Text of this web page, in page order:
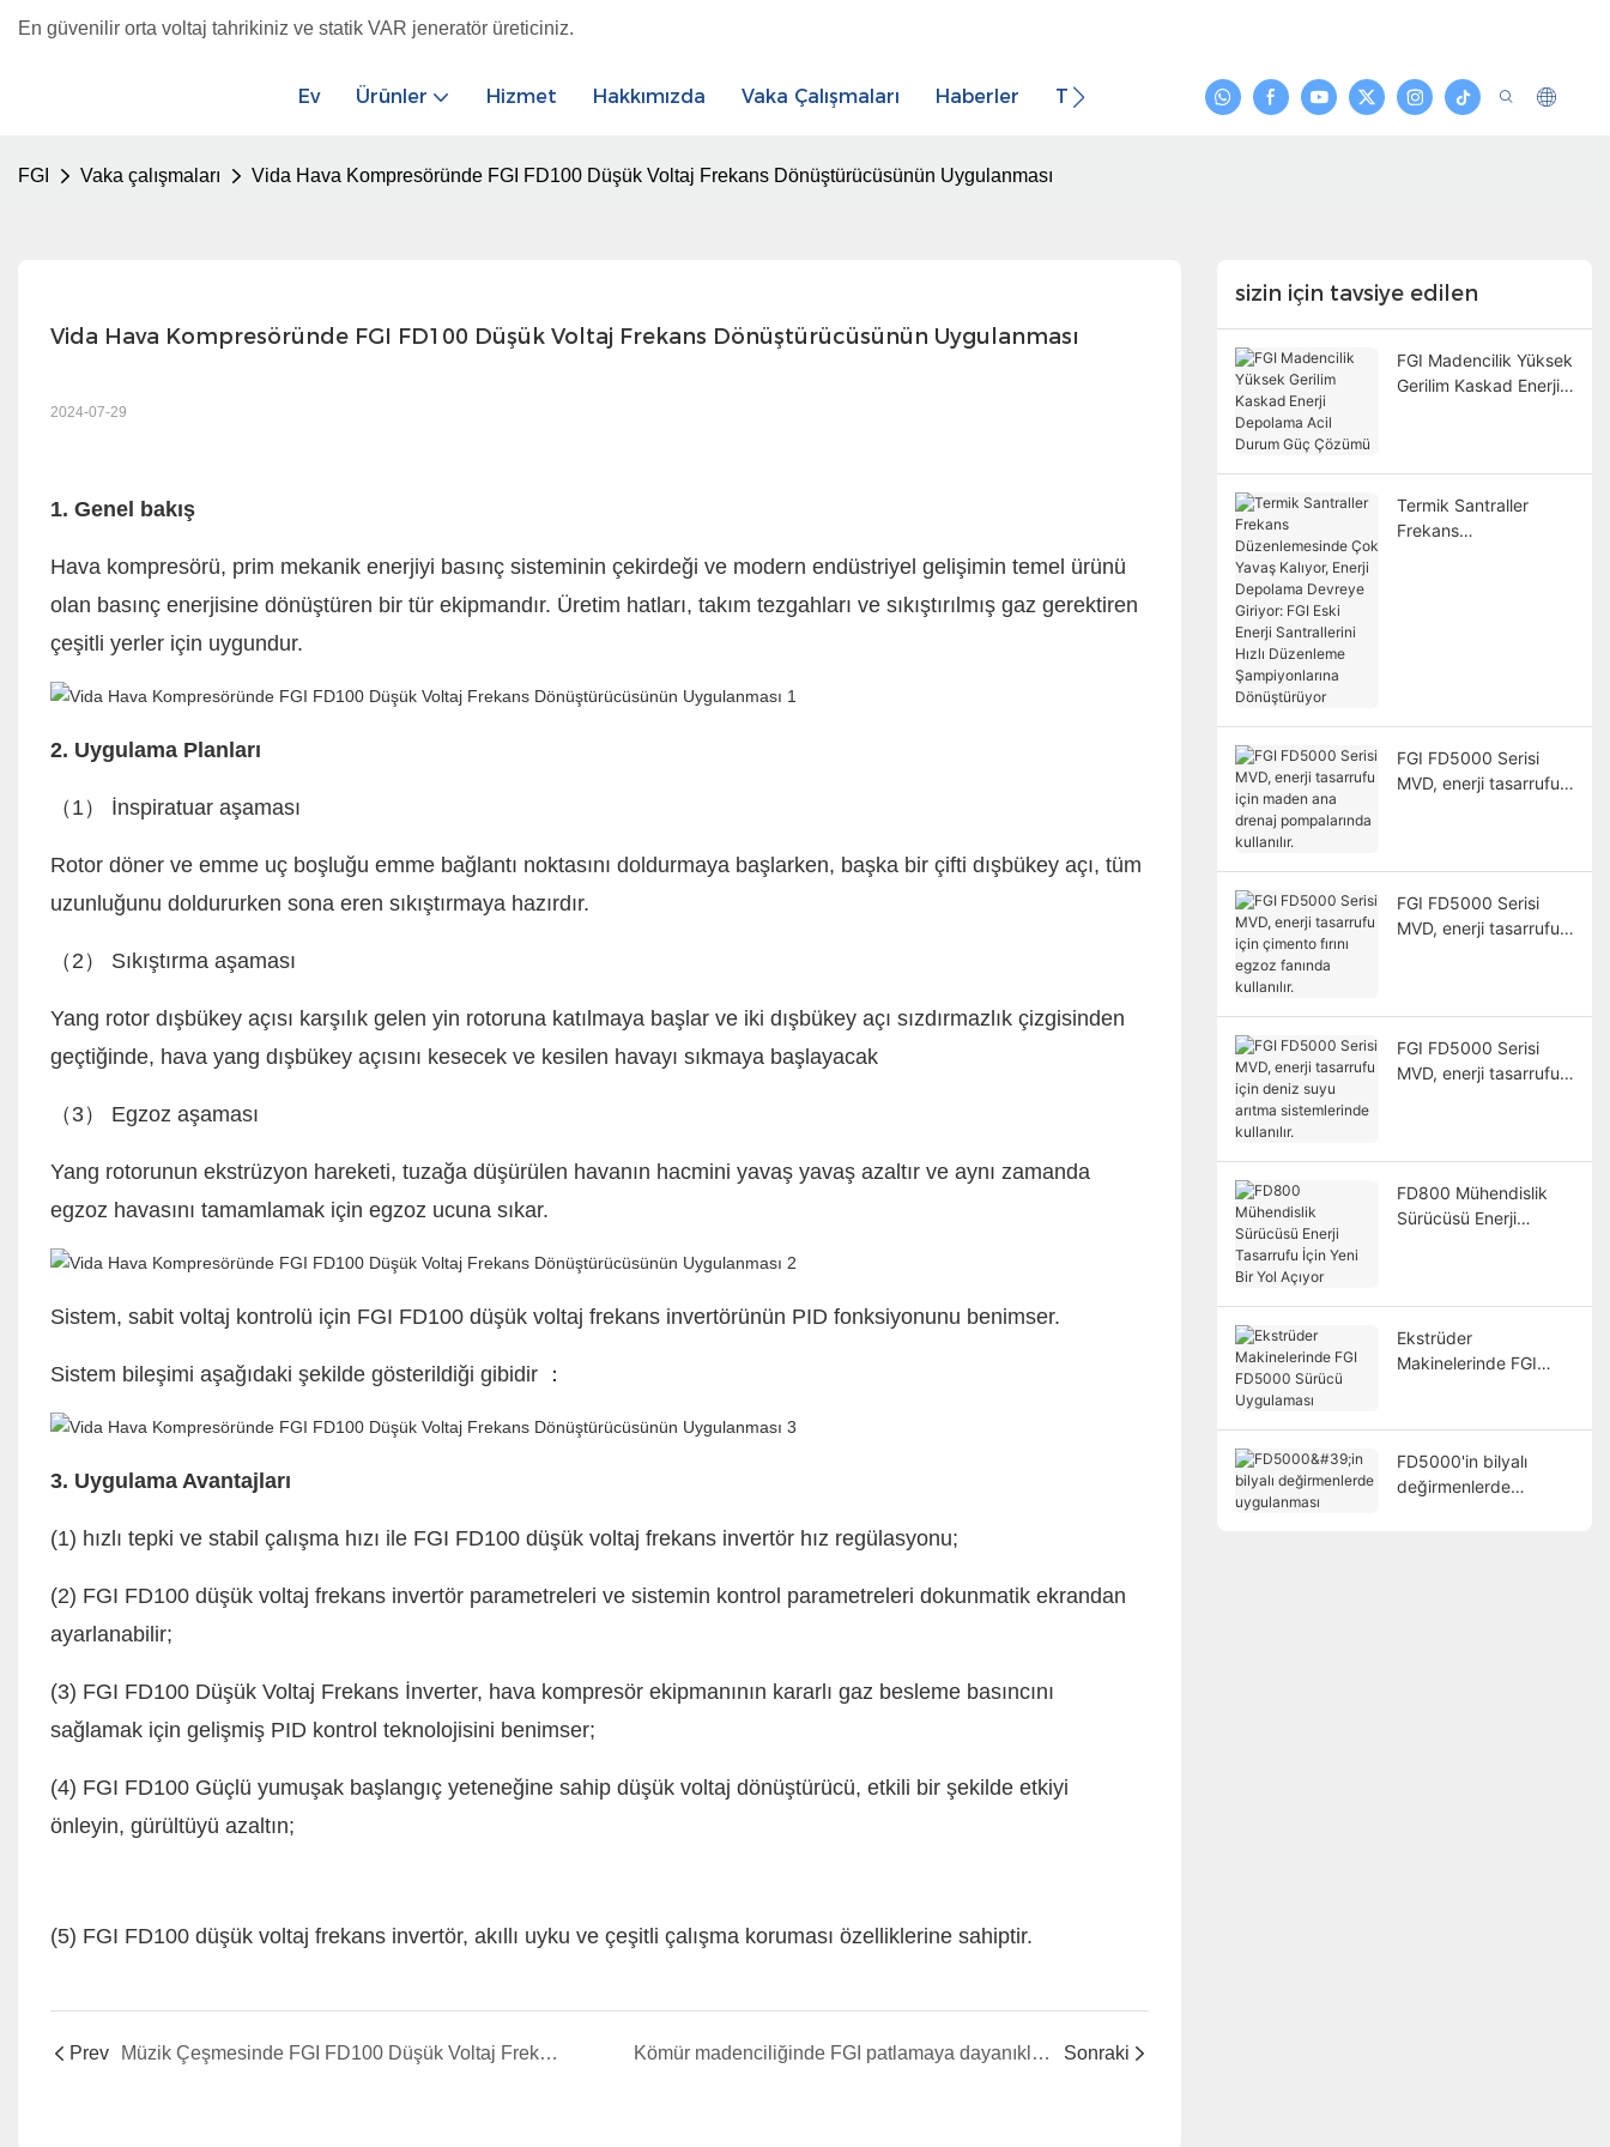
En güvenilir orta voltaj tahrikiniz ve statik VAR jeneratör üreticiniz.
Ev Ürünler Hizmet Hakkımızda Vaka Çalışmaları Haberler Temas Etmek
FGI Vaka çalışmaları Vida Hava Kompresöründe FGI FD100 Düşük Voltaj Frekans Dönüştürücüsünün Uygulanması
Vida Hava Kompresöründe FGI FD100 Düşük Voltaj Frekans Dönüştürücüsünün Uygulanması
2024-07-29
1. Genel bakış
Hava kompresörü, prim mekanik enerjiyi basınç sisteminin çekirdeği ve modern endüstriyel gelişimin temel ürünü
olan basınç enerjisine dönüştüren bir tür ekipmandır. Üretim hatları, takım tezgahları ve sıkıştırılmış gaz gerektiren
çeşitli yerler için uygundur.
2. Uygulama Planları
（1） İnspiratuar aşaması
Rotor döner ve emme uç boşluğu emme bağlantı noktasını doldurmaya başlarken, başka bir çifti dışbükey açı, tüm
uzunluğunu doldururken sona eren sıkıştırmaya hazırdır.
（2） Sıkıştırma aşaması
Yang rotor dışbükey açısı karşılık gelen yin rotoruna katılmaya başlar ve iki dışbükey açı sızdırmazlık çizgisinden
geçtiğinde, hava yang dışbükey açısını kesecek ve kesilen havayı sıkmaya başlayacak
（3） Egzoz aşaması
Yang rotorunun ekstrüzyon hareketi, tuzağa düşürülen havanın hacmini yavaş yavaş azaltır ve aynı zamanda
egzoz havasını tamamlamak için egzoz ucuna sıkar.
Sistem, sabit voltaj kontrolü için FGI FD100 düşük voltaj frekans invertörünün PID fonksiyonunu benimser.
Sistem bileşimi aşağıdaki şekilde gösterildiği gibidir ：
3. Uygulama Avantajları
(1) hızlı tepki ve stabil çalışma hızı ile FGI FD100 düşük voltaj frekans invertör hız regülasyonu;
(2) FGI FD100 düşük voltaj frekans invertör parametreleri ve sistemin kontrol parametreleri dokunmatik ekrandan
ayarlanabilir;
(3) FGI FD100 Düşük Voltaj Frekans İnverter, hava kompresör ekipmanının kararlı gaz besleme basıncını
sağlamak için gelişmiş PID kontrol teknolojisini benimser;
(4) FGI FD100 Güçlü yumuşak başlangıç ​​yeteneğine sahip düşük voltaj dönüştürücü, etkili bir şekilde etkiyi
önleyin, gürültüyü azaltın;
(5) FGI FD100 düşük voltaj frekans invertör, akıllı uyku ve çeşitli çalışma koruması özelliklerine sahiptir.
Prev Müzik Çeşmesinde FGI FD100 Düşük Voltaj Frekans Dönüştürücüsünün Uygulaması Kömür madenciliğinde FGI patlamaya dayanıklı frekans invertörünün uygulanması Sonraki
sizin için tavsiye edilen
FGI Madencilik Yüksek
Gerilim Kaskad Enerji
Termik Santraller
Frekans
Dönüştürüyor
FGI FD5000 Serisi
MVD, enerji tasarrufu
FGI FD5000 Serisi
MVD, enerji tasarrufu
FGI FD5000 Serisi
MVD, enerji tasarrufu
FD800 Mühendislik
Sürücüsü Enerji
Ekstrüder
Makinelerinde FGI
FD5000'in bilyalı
değirmenlerde